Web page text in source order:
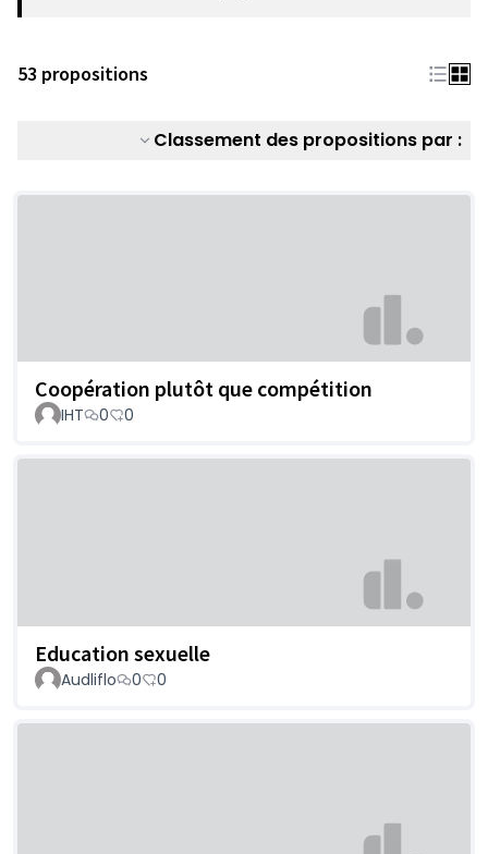
53 propositions
Classement des propositions par :
Coopération plutôt que compétition
IHT 0 0
Education sexuelle
Audliflo 0 0